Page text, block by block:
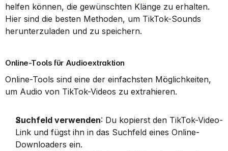
helfen können, die gewünschten Klänge zu erhalten.
Hier sind die besten Methoden, um TikTok-Sounds
herunterzuladen und zu speichern.
Online-Tools für Audioextraktion
Online-Tools sind eine der einfachsten Möglichkeiten,
um Audio von TikTok-Videos zu extrahieren.
Suchfeld verwenden: Du kopierst den TikTok-Video-
Link und fügst ihn in das Suchfeld eines Online-
Downloaders ein.